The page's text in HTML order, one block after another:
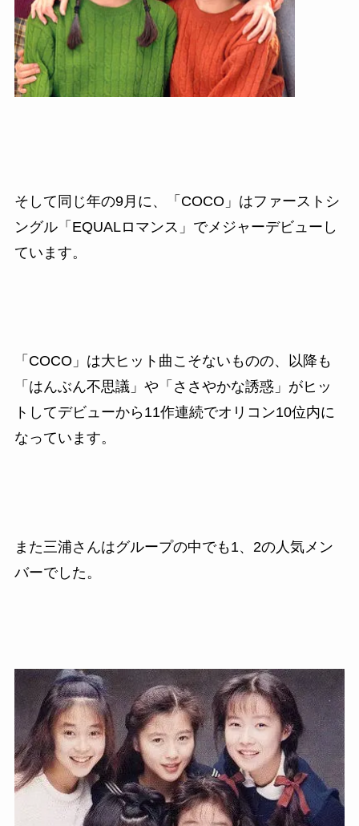
そして同じ年の9月に、「COCO」はファーストシ
ングル「EQUALロマンス」でメジャーデビューし
ています。
「COCO」は大ヒット曲こそないものの、以降も
「はんぶん不思議」や「ささやかな誘惑」がヒッ
トしてデビューから11作連続でオリコン10位内に
なっています。
また三浦さんはグループの中でも1、2の人気メン
バーでした。